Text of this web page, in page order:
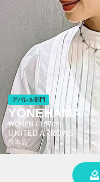
HOME
NEWS
ABOUT SOTY
投票方法
Follow Us
アパレル部門
YONEHAMA
WOMEN / 157cm
UNITED ARROWS
熊本店